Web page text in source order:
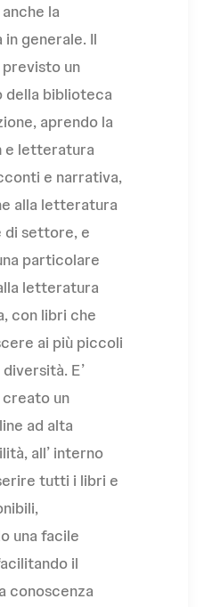
la
generale. Il
un
della biblioteca
aprendo la
e letteratura
e narrativa,
alla letteratura
di settore, e
particolare
letteratura
con libri che
ai più piccoli
E’
un
ad alta
all’ interno
tutti i libri e
una facile
il
conoscenza